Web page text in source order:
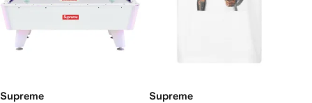
Supreme Supreme